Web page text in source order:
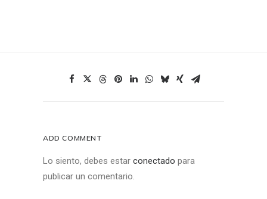
ADD COMMENT
Lo siento, debes estar conectado para
publicar un comentario.